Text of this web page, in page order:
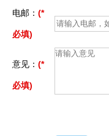
电邮：(*
必填)
意见：(*
必填)